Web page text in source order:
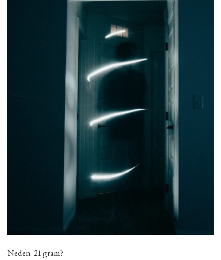
Neden 21 gram?